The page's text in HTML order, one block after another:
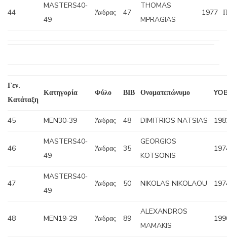
44
MASTERS40‐
49
Άνδρας 47
THOMAS
MPRAGIAS
1977
Γεν.
Κατάταξη
Κατηγορία Φύλο ΒΙΒ Ονοματεπώνυμο
45 MEN30‐39 Άνδρας 48 DIMITRIOS NATSIAS
46
MASTERS40‐
49
Άνδρας 35
GEORGIOS
KOTSONIS
47
MASTERS40‐
49
Άνδρας 50 NIKOLAS NIKOLAOU
48 MEN19‐29 Άνδρας 89
ALEXANDROS
MAMAKIS